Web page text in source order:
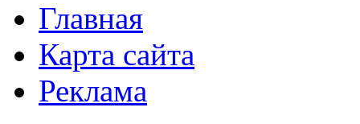
Главная
Карта сайта
Реклама